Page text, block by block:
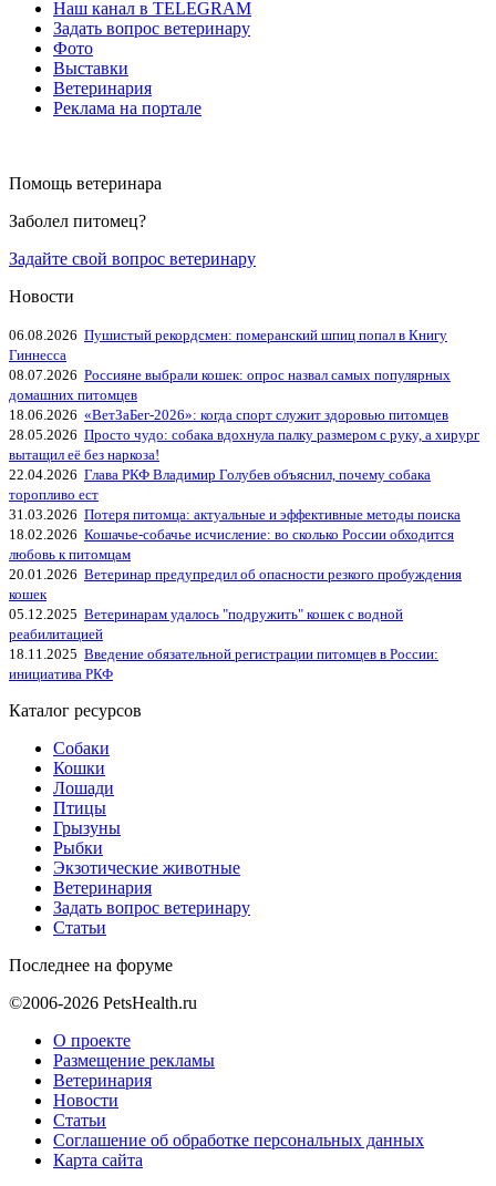
Наш канал в TELEGRAM
Задать вопрос ветеринару
Фото
Выставки
Ветеринария
Реклама на портале
Помощь ветеринара
Заболел питомец?
Задайте свой вопрос ветеринару
Новости
06.08.2026 Пушистый рекордсмен: померанский шпиц попал в Книгу
Гиннесса
08.07.2026 Россияне выбрали кошек: опрос назвал самых популярных
домашних питомцев
18.06.2026 «ВетЗаБег‑2026»: когда спорт служит здоровью питомцев
28.05.2026 Просто чудо: собака вдохнула палку размером с руку, а хирург
вытащил её без наркоза!
22.04.2026 Глава РКФ Владимир Голубев объяснил, почему собака
торопливо ест
31.03.2026 Потеря питомца: актуальные и эффективные методы поиска
18.02.2026 Кошачье-собачье исчисление: во сколько России обходится
любовь к питомцам
20.01.2026 Ветеринар предупредил об опасности резкого пробуждения
кошек
05.12.2025 Ветеринарам удалось "подружить" кошек с водной
реабилитацией
18.11.2025 Введение обязательной регистрации питомцев в России:
инициатива РКФ
Каталог ресурсов
Собаки
Кошки
Лошади
Птицы
Грызуны
Рыбки
Экзотические животные
Ветеринария
Задать вопрос ветеринару
Статьи
Последнее на форуме
©2006-2026 PetsHealth.ru
О проекте
Размещение рекламы
Ветеринария
Новости
Статьи
Соглашение об обработке персональных данных
Карта сайта